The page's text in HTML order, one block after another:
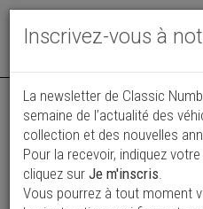
Vos
Inscrivez-vous à
La newsletter de Classic
semaine de l’actualité des
collection et des nouvelles
Pour la recevoir, indiquez
cliquez sur Je m'inscris.
Vous pourrez à tout moment